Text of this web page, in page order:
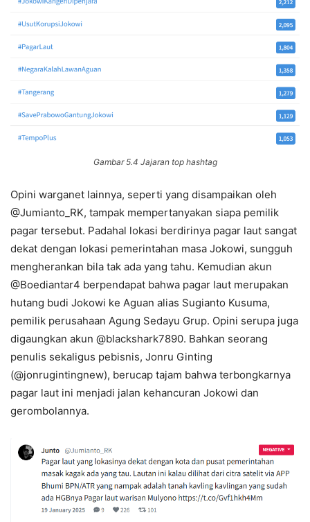
Gambar 5.4 Jajaran top hashtag
Opini warganet lainnya, seperti yang disampaikan oleh
@Jumianto_RK, tampak mempertanyakan siapa pemilik
pagar tersebut. Padahal lokasi berdirinya pagar laut sangat
dekat dengan lokasi pemerintahan masa Jokowi, sungguh
mengherankan bila tak ada yang tahu. Kemudian akun
@Boediantar4 berpendapat bahwa pagar laut merupakan
hutang budi Jokowi ke Aguan alias Sugianto Kusuma,
pemilik perusahaan Agung Sedayu Grup. Opini serupa juga
digaungkan akun @blackshark7890. Bahkan seorang
penulis sekaligus pebisnis, Jonru Ginting
(@jonrugintingnew), berucap tajam bahwa terbongkarnya
pagar laut ini menjadi jalan kehancuran Jokowi dan
gerombolannya.